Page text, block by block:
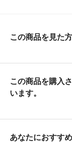
この商品を見た
この商品を購入
います。
あなたにおすす